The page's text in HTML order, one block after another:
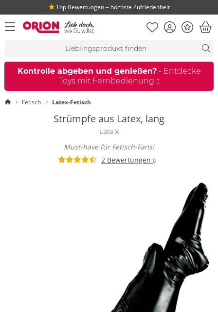
Top Bewertungen ‒ höchste Zufriedenheit
Menü öffnen Merkliste
KontoBonus
Kontrolle abgeben und genießen?- Entdecke
Toys mit Fernbedienung
Startseite
Fetisch Latex-Fetisch
Strümpfe aus Latex, lang
Late X
Must-have für Fetisch-Fans!
2 Bewertungen